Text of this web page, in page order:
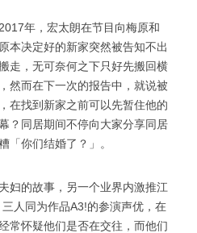
年，宏太朗在节目向梅原和
本决定好的新家突然被告知不出
走，无可奈何之下只好先搬回横
然而在下一次的报告中，就说被
在找到新家之前可以先暂住他的
？同居期间不停向大家分享同居
「你们结婚了？」。
妇的故事，另一个业界内激推江
人同为作品A3!的参演声优，在
常怀疑他们是否在交往，而他们